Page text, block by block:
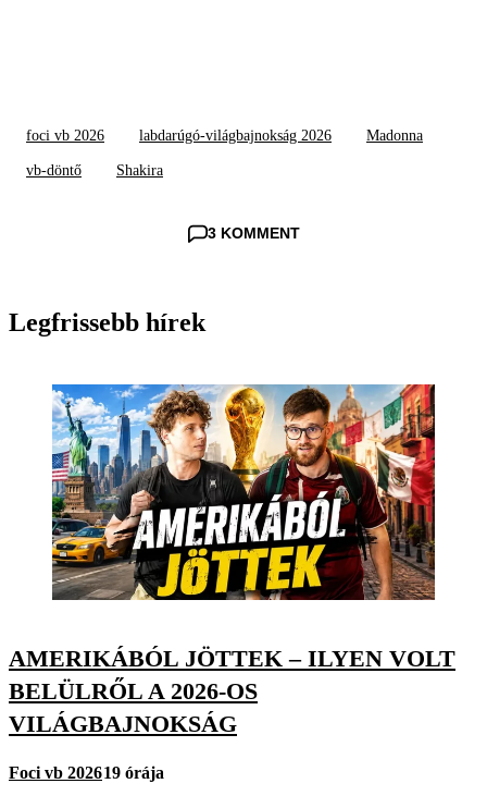
foci vb 2026 labdarúgó-világbajnokság 2026 Madonna
vb-döntő Shakira
3 KOMMENT
Legfrissebb hírek
AMERIKÁBÓL JÖTTEK – ILYEN VOLT
BELÜLRŐL A 2026-OS
VILÁGBAJNOKSÁG
Foci vb 202619 órája